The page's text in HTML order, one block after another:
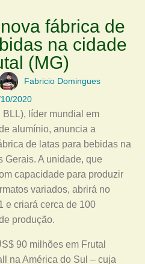
fábrica de
na cidade
(MG)
Fabricio Domingues
2020
líder mundial em
alumínio, anuncia a
de latas para bebidas na
Gerais. A unidade, que
capacidade para produzir
variados, abrirá no
e criará cerca de 100
produção.
90 milhões em Frutal
na América do Sul – cuja